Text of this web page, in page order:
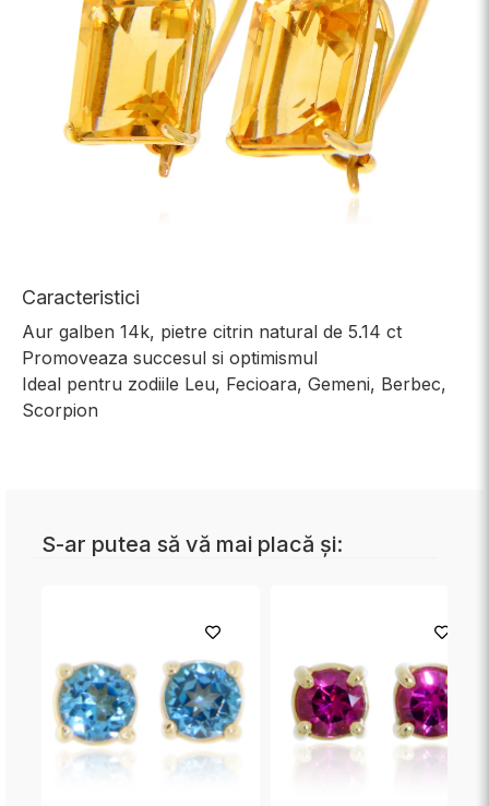
Caracteristici
Aur galben 14k, pietre citrin natural de 5.14 ct
Promoveaza succesul si optimismul
Ideal pentru zodiile Leu, Fecioara, Gemeni, Berbec,
Scorpion
S-ar putea să vă mai placă și: